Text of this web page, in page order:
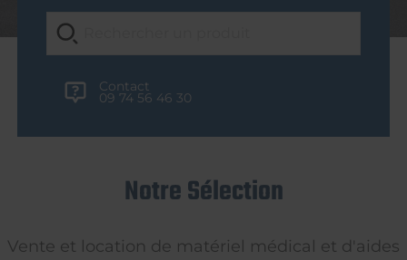
Contact
09 74 56 46 30
Notre Sélection
Vente et location de matériel médical et d'aides